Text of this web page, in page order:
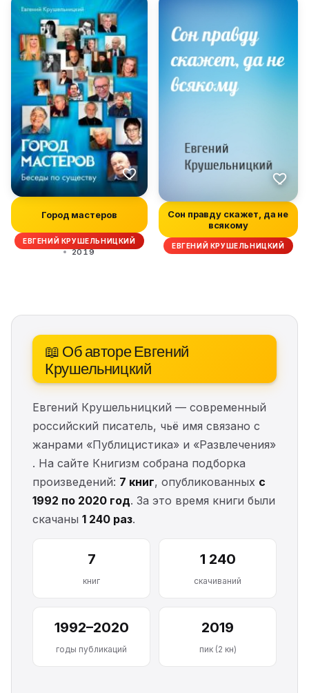
Город мастеров
ЕВГЕНИЙ КРУШЕЛЬНИЦКИЙ
2019
Сон правду скажет, да не
всякому
ЕВГЕНИЙ КРУШЕЛЬНИЦКИЙ
📖 Об авторе Евгений
Крушельницкий
Евгений Крушельницкий — современный
российский писатель, чьё имя связано с
жанрами «Публицистика» и «Развлечения»
. На сайте Книгизм собрана подборка
произведений: 7 книг, опубликованных с
1992 по 2020 год. За это время книги были
скачаны 1 240 раз.
7
книг
1 240
скачиваний
1992–2020
годы публикаций
2019
пик (2 кн)